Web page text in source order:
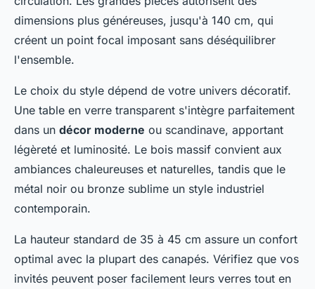
dimensions plus généreuses, jusqu'à 140 cm, qui
créent un point focal imposant sans déséquilibrer
l'ensemble.
Le choix du style dépend de votre univers décoratif.
Une table en verre transparent s'intègre parfaitement
dans un décor moderne ou scandinave, apportant
légèreté et luminosité. Le bois massif convient aux
ambiances chaleureuses et naturelles, tandis que le
métal noir ou bronze sublime un style industriel
contemporain.
La hauteur standard de 35 à 45 cm assure un confort
optimal avec la plupart des canapés. Vérifiez que vos
invités peuvent poser facilement leurs verres tout en